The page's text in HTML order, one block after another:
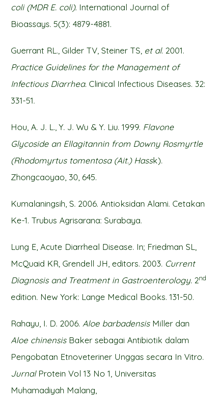
coli (MDR E. coli). International Journal of
Bioassays. 5(3): 4879-4881.
Guerrant RL., Gilder TV, Steiner TS, et al. 2001.
Practice Guidelines for the Management of
Infectious Diarrhea. Clinical Infectious Diseases. 32:
331-51.
Hou, A. J. L., Y. J. Wu & Y. Liu. 1999. Flavone
Glycoside an Ellagitannin from Downy Rosmyrtle
(Rhodomyrtus tomentosa (Ait.) Hassk).
Zhongcaoyao, 30, 645.
Kumalaningsih, S. 2006. Antioksidan Alami. Cetakan
Ke-1. Trubus Agrisarana: Surabaya.
Lung E, Acute Diarrheal Disease. In; Friedman SL,
McQuaid KR, Grendell JH, editors. 2003. Current
Diagnosis and Treatment in Gastroenterology. 2nd
edition. New York: Lange Medical Books. 131-50.
Rahayu, I. D. 2006. Aloe barbadensis Miller dan
Aloe chinensis Baker sebagai Antibiotik dalam
Pengobatan Etnoveteriner Unggas secara In Vitro.
JurnalProtein Vol 13 No 1, Universitas
Muhamadiyah Malang,